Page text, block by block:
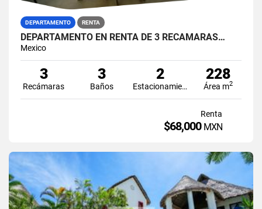
DEPARTAMENTO RENTA
DEPARTAMENTO EN RENTA DE 3 RECAMARAS…
Mexico
3
Recámaras
3
Baños
2
Estacionamiento
228
Área m2
Renta
$68,000 MXN